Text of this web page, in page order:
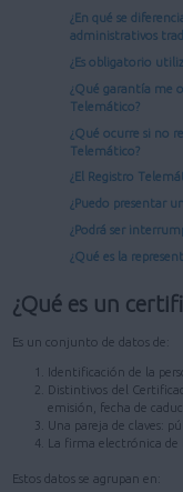
¿En qué se
administrativos
¿Es obligatorio
¿Qué garantía me
Telemático?
¿Qué ocurre si no
Telemático?
¿El Registro
¿Puedo presentar
¿Podrá ser
¿Qué es la
¿Qué es un
Es un conjunto de datos de:
Identificación de la
Distintivos del
emisión, fecha de
Una pareja de claves:
La firma electrónica
Estos datos se agrupan en: